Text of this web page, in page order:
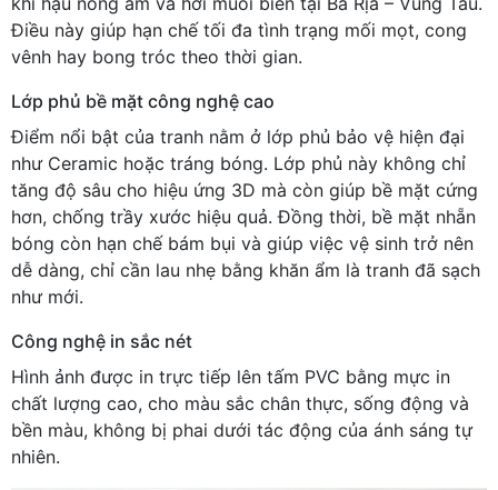
Điều này giúp hạn chế tối đa tình trạng mối mọt, cong
vênh hay bong tróc theo thời gian.
Lớp phủ bề mặt công nghệ cao
Điểm nổi bật của tranh nằm ở lớp phủ bảo vệ hiện đại
như Ceramic hoặc tráng bóng. Lớp phủ này không chỉ
tăng độ sâu cho hiệu ứng 3D mà còn giúp bề mặt cứng
hơn, chống trầy xước hiệu quả. Đồng thời, bề mặt nhẵn
bóng còn hạn chế bám bụi và giúp việc vệ sinh trở nên
dễ dàng, chỉ cần lau nhẹ bằng khăn ẩm là tranh đã sạch
như mới.
Công nghệ in sắc nét
Hình ảnh được in trực tiếp lên tấm PVC bằng mực in
chất lượng cao, cho màu sắc chân thực, sống động và
bền màu, không bị phai dưới tác động của ánh sáng tự
nhiên.